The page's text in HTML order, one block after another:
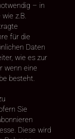
– in
z.B.
für die
Daten
wie es zur
wenn eine
besteht.
Sie
Diese wird